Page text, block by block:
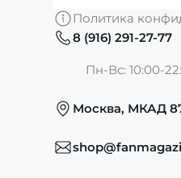
Обмен и возврат
Политика
8 (916) 291-27-77
Пн-Вс: 10:00-
Москва, МКАД